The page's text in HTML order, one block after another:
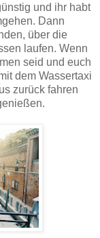
und ihr habt
Dann
über die
laufen. Wenn
seid und euch
dem Wassertaxi
zurück fahren